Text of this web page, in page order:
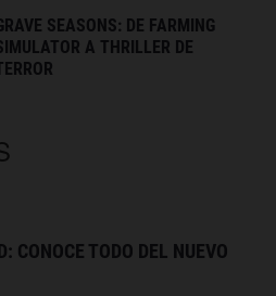
SEASONS: DE FARMING
A THRILLER DE
CONOCE TODO DEL NUEVO